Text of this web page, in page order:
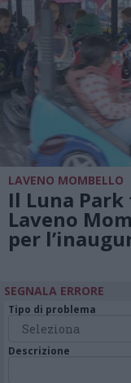
LAVENO MOMBELLO
Il Luna
Laveno
per
SEGNALA ERRORE
Tipo di problema
Descrizione